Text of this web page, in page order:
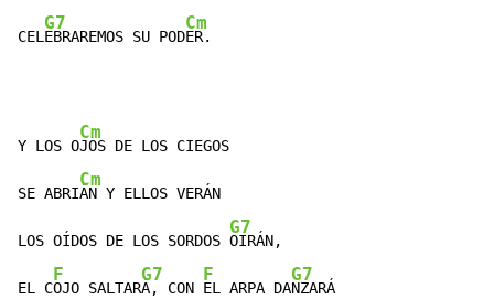
CEL
G7
EBRAREMOS SU POD
Cm
ER.
Y LOS O
Cm
JOS DE LOS CIEGOS
SE ABRI
Cm
ÁN Y ELLOS VERÁN
LOS OÍDOS DE LOS SORDOS
G7
OIRÁN,
EL C
F
OJO SALTAR
G7
Á, CON
F
EL ARPA DA
G7
NZARÁ